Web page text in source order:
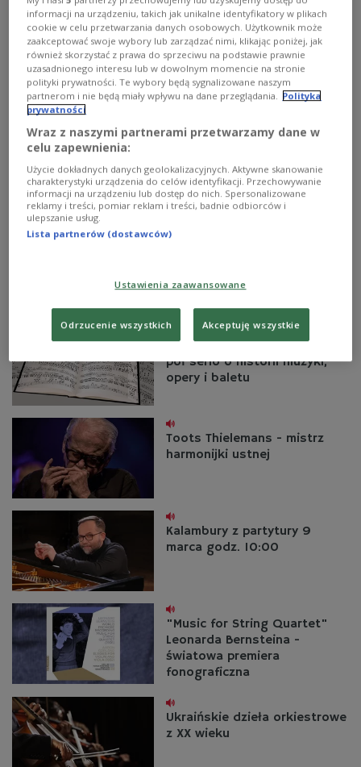
Krzysztof Herdzin jest niewątpliwie jednym z najbardziej
wszechstronnych artystów w naszym kraju - pianistą,
kompozytorem, aranżerem, dyrygentem, producentem
płytowym. Zajmuje się równolegle klasyką, jazzem, muzyką pop
i muzyką filmową.
Foto: Grzegorz Śledź/PR2
O AUDYCJI
00:00 00:00
Kalambury z partytury
W POPRZEDNICH ODCINKACH
David W. Barber pół żartem-
pół serio o historii muzyki,
opery i baletu
Toots Thielemans - mistrz
harmonijki ustnej
Kalambury z partytury 9
marca godz. 10:00
"Music for String Quartet"
Leonarda Bernsteina -
światowa premiera
fonograficzna
Ukraińskie dzieła orkiestrowe
z XX wieku
informacji na urządzeniu, takich jak unikalne identyfikatory w plikach
cookie w celu przetwarzania danych osobowych. Użytkownik może
zaakceptować swoje wybory lub zarządzać nimi, klikając poniżej, jak
również skorzystać z prawa do sprzeciwu na podstawie prawnie
uzasadnionego interesu lub w dowolnym momencie na stronie
polityki prywatności. Te wybory będą sygnalizowane naszym
partnerom i nie będą miały wpływu na dane przeglądania. Polityka
prywatności
Wraz z naszymi partnerami przetwarzamy dane w
celu zapewnienia:
Użycie dokładnych danych geolokalizacyjnych. Aktywne skanowanie
charakterystyki urządzenia do celów identyfikacji. Przechowywanie
informacji na urządzeniu lub dostęp do nich. Spersonalizowane
reklamy i treści, pomiar reklam i treści, badnie odbiorców i
ulepszanie usług.
Lista partnerów (dostawców)
Ustawienia zaawansowane
Odrzucenie wszystkich Akceptuję wszystkie